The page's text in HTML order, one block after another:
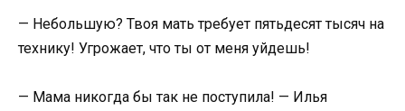
— Небольшую? Твоя мать требует пятьдесят тысяч на
технику! Угрожает, что ты от меня уйдешь!
— Мама никогда бы так не поступила! — Илья